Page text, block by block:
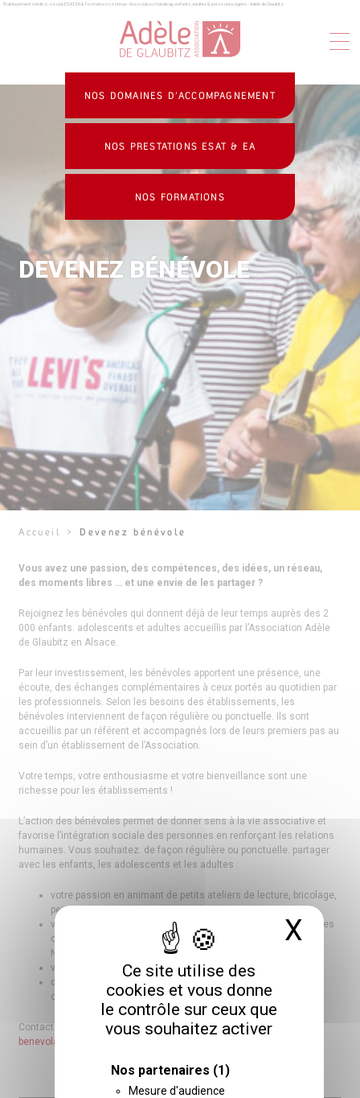
Panneau de gestion des cookies
Ce site utilise des
cookies et vous donne
le contrôle sur ceux que
vous souhaitez activer
Nos partenaires (1)
Mesure d'audience
X
Établissement médico-social, ESAT, EA & formation continue : Association handicap, enfants, adultes & personnes âgées - Adèle de Glaubitz
NOS DOMAINES D’ACCOMPAGNEMENT
NOS PRESTATIONS ESAT & EA
NOS FORMATIONS
DEVENEZ BÉNÉVOLE
Accueil > Devenez bénévole
Vous avez une passion, des compétences, des idées, un réseau,
des moments libres … et une envie de les partager ?
Rejoignez les bénévoles qui donnent déjà de leur temps auprès des 2
000 enfants. adolescents et adultes accueillis par l’Association Adèle
de Glaubitz en Alsace.
Par leur investissement, les bénévoles apportent une présence, une
écoute, des échanges complémentaires à ceux portés au quotidien par
les professionnels. Selon les besoins des établissements, les
bénévoles interviennent de façon régulière ou ponctuelle. Ils sont
accueillis par un référent et accompagnés lors de leurs premiers pas au
sein d’un établissement de l’Association.
Votre temps, votre enthousiasme et votre bienveillance sont une
richesse pour les établissements !
L’action des bénévoles permet de donner sens à la vie associative et
favorise l’intégration sociale des personnes en renforçant les relations
humaines. Vous souhaitez. de façon régulière ou ponctuelle. partager
avec les enfants, les adolescents et les adultes :
votre passion en animant de petits ateliers de lecture, bricolage,
peinture…
vos compétences ou votre réseau pour l’organisation de sorties
ou d’évènements festifs comme les kermesses, les fêtes de
Noël…
votre savoir-faire pour embellir les lieux de vie,
des moments de jeux, de promenade, d’échange, de
convivialité…
Contactez nos référents bénévolat et envoyez un mail à
benevolat@glaubitz.fr